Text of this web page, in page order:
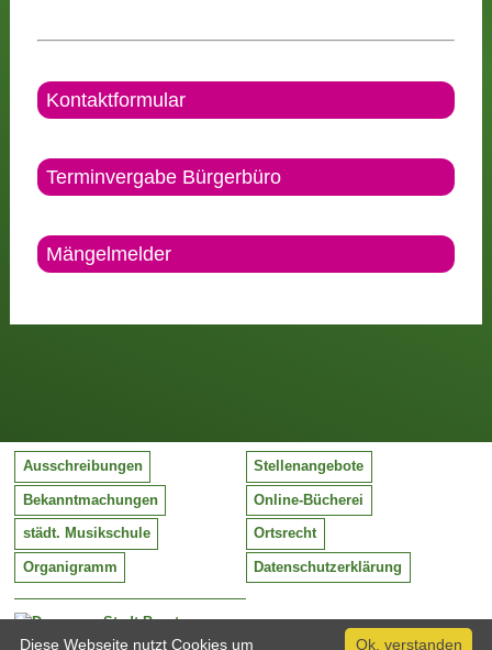
Kontaktformular
Terminvergabe Bürgerbüro
Mängelmelder
Stadt Barntrup
Mittelstraße 38
Ausschreibungen Stellenangebote
Bekanntmachungen Online-Bücherei
städt. Musikschule Ortsrecht
Organigramm Datenschutzerklärung
Ok, verstanden
Diese Webseite nutzt Cookies um